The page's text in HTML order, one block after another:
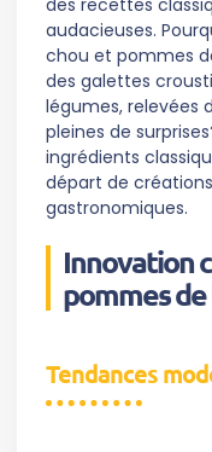
des recettes
audacieuses.
chou et pommes
des galettes
légumes, relevées
pleines de
ingrédients
départ de
gastronomiques.
Innovation
pommes
Tendances